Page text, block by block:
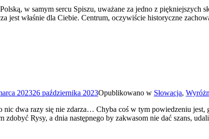
w samym sercu Spiszu, uważane za jedno z
jest właśnie dla Ciebie. Centrum, oczywiście historyczne
202326 października 2023Opublikowano w Słowacja,
nic dwa razy się nie zdarza… Chyba coś w tym powiedzeniu
zdobyć Rysy, a dnia następnego by zakwasom nie dać szans,